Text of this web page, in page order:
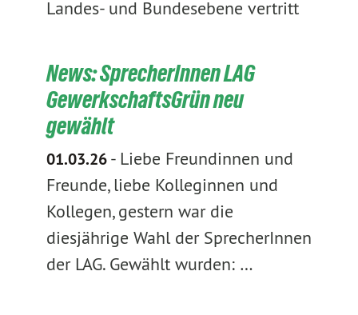
Landes- und Bundesebene vertritt
News: SprecherInnen LAG
GewerkschaftsGrün neu
gewählt
01.03.26- Liebe Freundinnen und
Freunde, liebe Kolleginnen und
Kollegen, gestern war die
diesjährige Wahl der SprecherInnen
der LAG. Gewählt wurden: …